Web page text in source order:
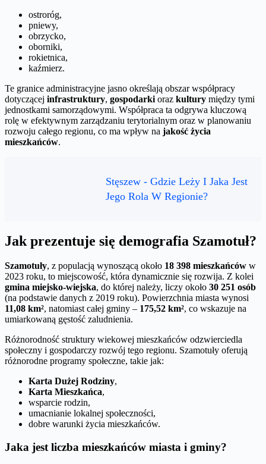
ostroróg,
pniewy,
obrzycko,
oborniki,
rokietnica,
kaźmierz.
Te granice administracyjne jasno określają obszar współpracy
dotyczącej infrastruktury, gospodarki oraz kultury między tymi
jednostkami samorządowymi. Współpraca ta odgrywa kluczową
rolę w efektywnym zarządzaniu terytorialnym oraz w planowaniu
rozwoju całego regionu, co ma wpływ na jakość życia
mieszkańców.
Stęszew - Gdzie Leży I Jaka Jest
Jego Rola W Regionie?
Jak prezentuje się demografia Szamotuł?
Szamotuły, z populacją wynoszącą około 18 398 mieszkańców w
2023 roku, to miejscowość, która dynamicznie się rozwija. Z kolei
gmina miejsko-wiejska, do której należy, liczy około 30 251 osób
(na podstawie danych z 2019 roku). Powierzchnia miasta wynosi
11,08 km², natomiast całej gminy – 175,52 km², co wskazuje na
umiarkowaną gęstość zaludnienia.
Różnorodność struktury wiekowej mieszkańców odzwierciedla
społeczny i gospodarczy rozwój tego regionu. Szamotuły oferują
różnorodne programy społeczne, takie jak:
Karta Dużej Rodziny,
Karta Mieszkańca,
wsparcie rodzin,
umacnianie lokalnej społeczności,
dobre warunki życia mieszkańców.
Jaka jest liczba mieszkańców miasta i gminy?